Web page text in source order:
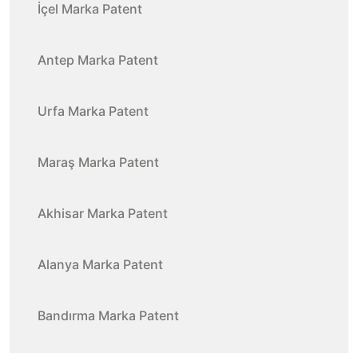
İçel Marka Patent
Antep Marka Patent
Urfa Marka Patent
Maraş Marka Patent
Akhisar Marka Patent
Alanya Marka Patent
Bandırma Marka Patent